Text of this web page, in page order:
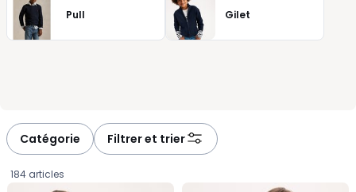
Pull Gilet
Catégorie Filtrer et trier
184 articles